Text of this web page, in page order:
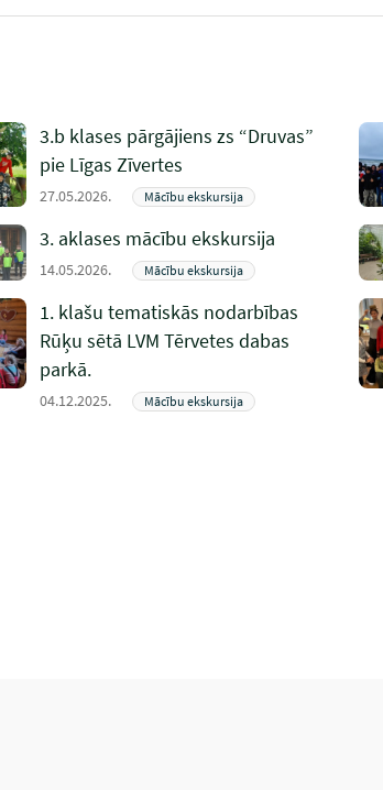
3.b klases pārgājiens zs “Druvas”
pie Līgas Zīvertes
27.05.2026. Mācību ekskursija
3. aklases mācību ekskursija
14.05.2026. Mācību ekskursija
1. klašu tematiskās nodarbības
Rūķu sētā LVM Tērvetes dabas
parkā.
04.12.2025. Mācību ekskursija